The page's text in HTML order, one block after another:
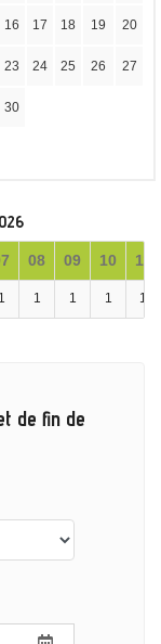
16 17 18 19 20
23 24 25 26 27
30
08 09 10 11
1 1 1 1 1
de fin de